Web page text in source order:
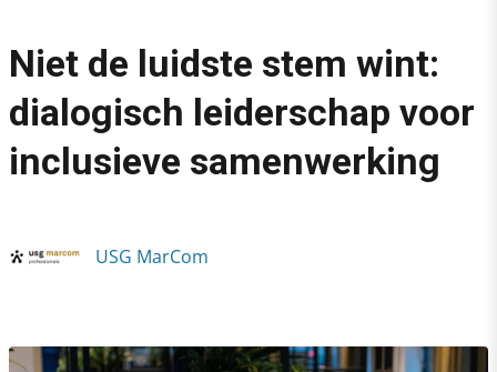
Mens & Werk
›
Niet de luidste stem wint: dialogisch leiderschap voor
Niet de luidste stem wint:
dialogisch leiderschap voor
inclusieve samenwerking
USG MarCom